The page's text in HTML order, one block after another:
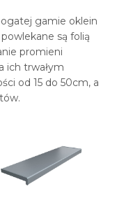
gamie oklein
są folią
promieni
ich trwałym
od 15 do 50cm, a